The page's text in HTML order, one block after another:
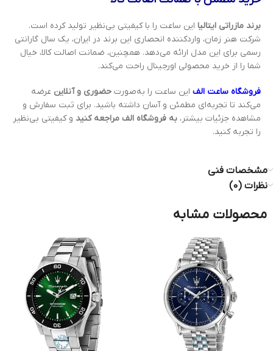
برند مازراتی ایتالیا این ساعت را با کیفیتی بی‌نظیر تولید کرده است.
شرکت هنر زمان، واردکننده انحصاری این برند در ایران، یک سال گارانتی
رسمی برای این مدل ارائه می‌دهد. همچنین، ضمانت اصالت کالا، خیال
شما را از خرید محصولی اورجینال راحت می‌کند.
فروشگاه ساعت الف این ساعت را به‌صورت حضوری و آنلاین عرضه
می‌کند تا تجربه‌ای مطمئن و آسان داشته باشید. برای ثبت سفارش و
مشاهده جزئیات بیشتر، به فروشگاه الف مراجعه کنید و کیفیتی بی‌نظیر
را تجربه کنید.
مشخصات فنی
نظرات (0)
محصولات مشابه